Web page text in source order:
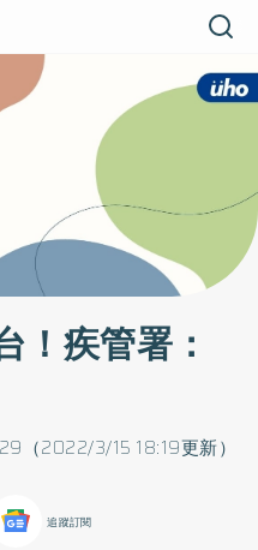
！疾管署：
（2022/3/15 18:19更新）
追蹤訂閱